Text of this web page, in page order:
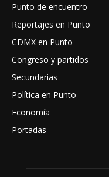
Punto de encuentro
Reportajes en Punto
CDMX en Punto
Congreso y partidos
Secundarias
Política en Punto
Economía
Portadas